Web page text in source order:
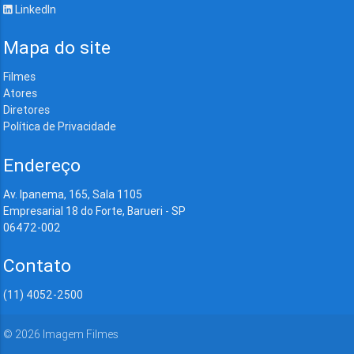
LinkedIn
Mapa do site
Filmes
Atores
Diretores
Política de Privacidade
Endereço
Av. Ipanema, 165, Sala 1105
Empresarial 18 do Forte, Barueri - SP
06472-002
Contato
(11) 4052-2500
© 2026 Imagem Filmes